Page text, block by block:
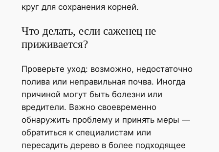
круг для сохранения корней.
Что делать, если саженец не
приживается?
Проверьте уход: возможно, недостаточно
полива или неправильная почва. Иногда
причиной могут быть болезни или
вредители. Важно своевременно
обнаружить проблему и принять меры —
обратиться к специалистам или
пересадить дерево в более подходящее